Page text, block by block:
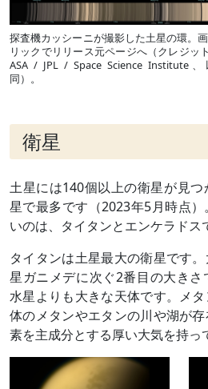
探査機カッシーニが撮影した土星の環。
リックでリリース元ページへ（クレジッ
ASA / JPL / Space Science Institute
同）。
衛星
土星には140個以上の衛星が見
星で最多です（2023年5月時点
いのは、タイタンとエンケラドス
タイタンは土星最大の衛星です
星ガニメデに次ぐ2番目の大き
水星よりも大きな天体です。メ
体のメタンやエタンの川や湖が
素を主成分とする厚い大気を持っ